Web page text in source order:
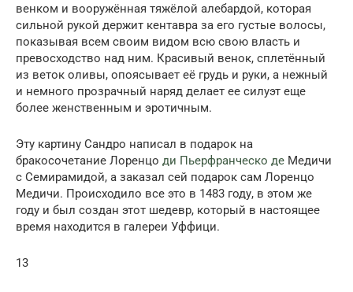
венком и вооружённая тяжёлой алебардой, которая
сильной рукой держит кентавра за его густые волосы,
показывая всем своим видом всю свою власть и
превосходство над ним. Красивый венок, сплетённый
из веток оливы, опоясывает её грудь и руки, а нежный
и немного прозрачный наряд делает ее силуэт еще
более женственным и эротичным.
Эту картину Сандро написал в подарок на
бракосочетание Лоренцо ди Пьерфранческо де Медичи
с Семирамидой, а заказал сей подарок сам Лоренцо
Медичи. Происходило все это в 1483 году, в этом же
году и был создан этот шедевр, который в настоящее
время находится в галереи Уффици.
13